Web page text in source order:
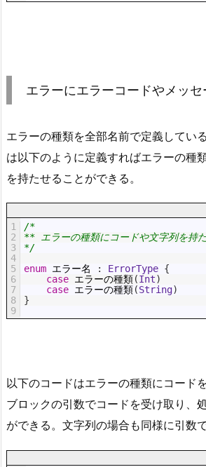
エラーにエラーコードやメッ
エラーの種類を全部名前で定義してい
は以下のように定義すればエラーの種
を持たせることができる。
1
2
3
4
5
6
7
8
9
/*
** エラーの種類にコードや文字列を持た
*/
enum エラー名 : ErrorType {
case エラーの種類(Int)
case エラーの種類(String)
}
以下のコードはエラーの種類にコード
ブロックの引数でコードを受け取り、
ができる。文字列の場合も同様に引数